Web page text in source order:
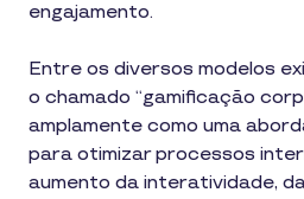
engajamento.
Entre os diversos modelos
o chamado “gamificação
amplamente como uma
para otimizar processos
aumento da interatividade,